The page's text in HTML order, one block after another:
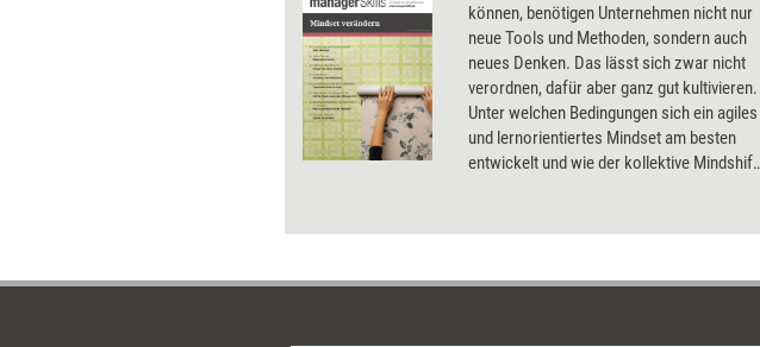
können, benötigen Unternehmen nicht nur
neue Tools und Methoden, sondern auch
neues Denken. Das lässt sich zwar nicht
verordnen, dafür aber ganz gut kultivieren.
Unter welchen Bedingungen sich ein agiles
und lernorientiertes Mindset am besten
entwickelt und wie der kollektive Mindshift